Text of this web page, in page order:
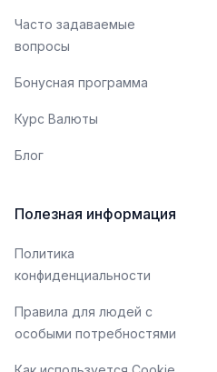
Часто задаваемые
вопросы
Бонусная программа
Курс Валюты
Блог
Полезная информация
Политика
конфиденциальности
Правила для людей с
особыми потребностями